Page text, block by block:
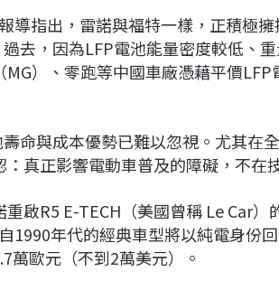
導指出，雷諾與福特一樣，正積極
去，因為LFP電池能量密度較低、
）、零跑等中國車廠憑藉平價
命與成本優勢已難以忽視。尤其在
真正影響電動車普及的障礙，不在
啟R5 E-TECH（美國曾稱 Le Car
1990年代的經典車型將以純電身份
萬歐元（不到2萬美元）。